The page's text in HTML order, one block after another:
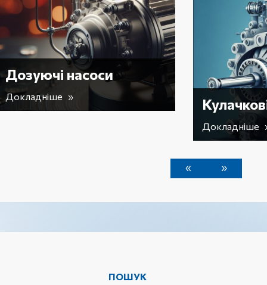
Кулачкові насоси
« »
ПОШУК